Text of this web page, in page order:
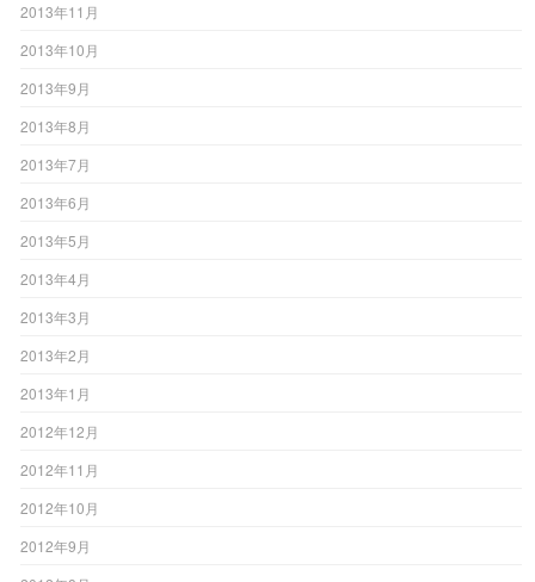
2013年11月
2013年10月
2013年9月
2013年8月
2013年7月
2013年6月
2013年5月
2013年4月
2013年3月
2013年2月
2013年1月
2012年12月
2012年11月
2012年10月
2012年9月